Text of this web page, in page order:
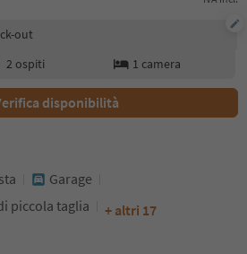
out
2 ospiti 1 camera
disponibilità
Garage
piccola taglia
+ altri 17